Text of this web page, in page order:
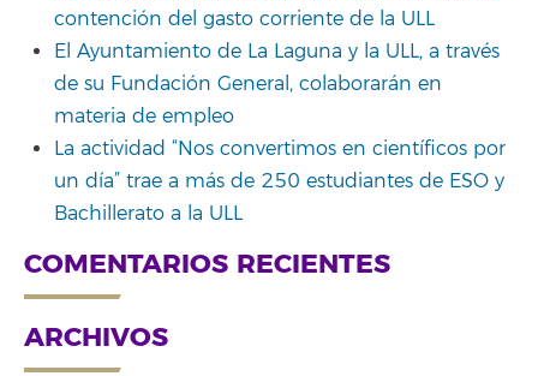
contención del gasto corriente de la ULL
El Ayuntamiento de La Laguna y la ULL, a través
de su Fundación General, colaborarán en
materia de empleo
La actividad “Nos convertimos en científicos por
un día” trae a más de 250 estudiantes de ESO y
Bachillerato a la ULL
COMENTARIOS RECIENTES
ARCHIVOS